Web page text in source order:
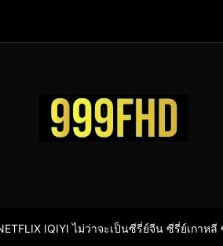
IQIYI ไม่ว่าจะเป็นซีรี่ย์จีน ซีรี่ย์เกา